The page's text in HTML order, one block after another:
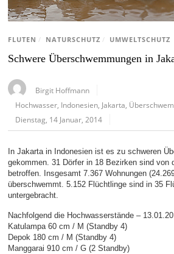
FLUTEN / NATURSCHUTZ / UMWELTSCHUTZ
Schwere Überschwemmungen in
Birgit Hoffmann
Hochwasser Indonesien Jakarta
Dienstag, 14 Januar, 2014
In Jakarta in Indonesien ist es zu schweren
gekommen. 31 Dörfer in 18 Bezirken sind von
betroffen. Insgesamt 7.367 Wohnungen
überschwemmt. 5.152 Flüchtlinge sind in 35
untergebracht.
Nachfolgend die Hochwasserstände –
Katulampa 60 cm / M (Standby 4)
Depok 180 cm / M (Standby 4)
Manggarai 910 cm / G (2 Standby)